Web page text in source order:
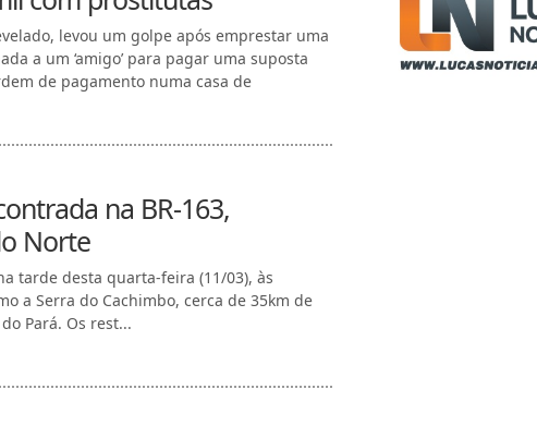
levou um golpe após emprestar uma
a um ‘amigo’ para pagar uma suposta
de pagamento numa casa de
na BR-163,
Norte
tarde desta quarta-feira (11/03), às
a Serra do Cachimbo, cerca de 35km de
Pará. Os rest...